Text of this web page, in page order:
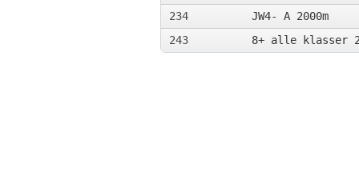
234
JW4- A 2000m
243
8+ alle klasser